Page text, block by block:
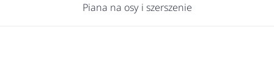
Piana na osy i szerszenie